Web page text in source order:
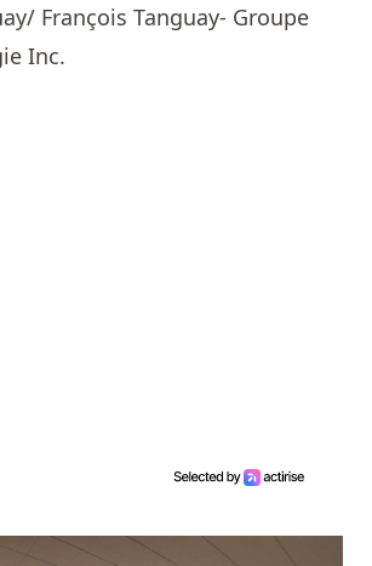
François Tanguay- Groupe
Inc.